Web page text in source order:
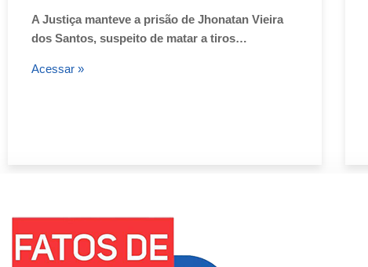
A Justiça manteve a prisão de Jhonatan Vieira
dos Santos, suspeito de matar a tiros…
Acessar »